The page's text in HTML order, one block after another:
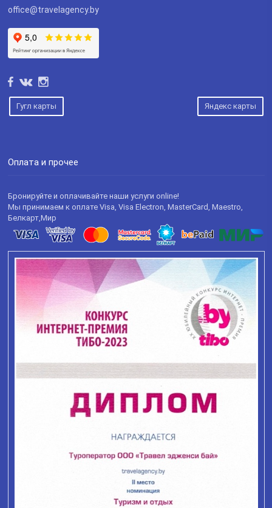
office@travelagency.by
Гугл карты Яндекс карты
Оплата и прочее
Бронируйте и оплачивайте наши услуги online!
Мы принимаем к оплате Visa, Visa Electron, MasterCard, Maestro,
Белкарт,Мир